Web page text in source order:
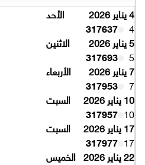
4 يناير 2026
الأحد
4
317637
5 يناير 2026
الاثنين
5
317693
7 يناير 2026
الأربعاء
7
317953
10 يناير 2026
السبت
10
317957
17 يناير 2026
السبت
17
317977
22 يناير 2026
الخميس